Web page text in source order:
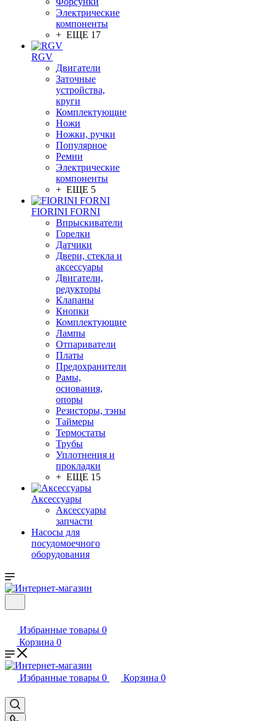
Электрические
компоненты
+ ЕЩЕ 17
RGV
Двигатели
Заточные
устройства,
круги
Комплектующие
Ножи
Ножки, ручки
Популярное
Ремни
Электрические
компоненты
+ ЕЩЕ 5
FIORINI FORNI
Впрыскиватели
Горелки
Датчики
Двери, стекла и
аксессуары
Двигатели,
редукторы
Клапаны
Кнопки
Комплектующие
Лампы
Отпариватели
Платы
Предохранители
Рамы,
основания,
опоры
Резисторы, тэны
Таймеры
Термостаты
Трубы
Уплотнения и
прокладки
+ ЕЩЕ 15
Аксессуары
Аксессуары
запчасти
Насосы для
посудомоечного
оборудования
Избранные товары 0
Корзина 0
Избранные товары 0 Корзина 0